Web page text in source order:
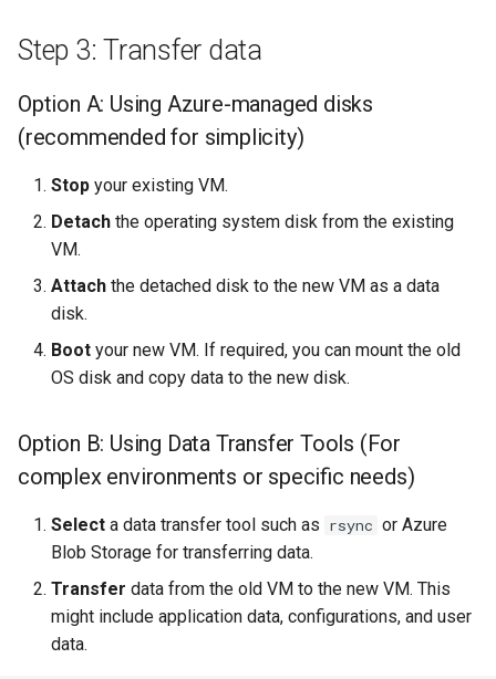
Step 3: Transfer data
Option A: Using Azure-managed disks
(recommended for simplicity)
Stop your existing VM.
Detach the operating system disk from the existing
VM.
Attach the detached disk to the new VM as a data
disk.
Boot your new VM. If required, you can mount the old
OS disk and copy data to the new disk.
Option B: Using Data Transfer Tools (For
complex environments or specific needs)
Select a data transfer tool such as rsync or Azure
Blob Storage for transferring data.
Transfer data from the old VM to the new VM. This
might include application data, configurations, and user
data.